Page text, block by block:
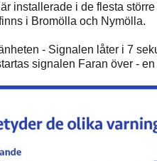
installerade i de flesta
i Bromölla och Nymölla.
- Signalen låter i 7
signalen Faran över -